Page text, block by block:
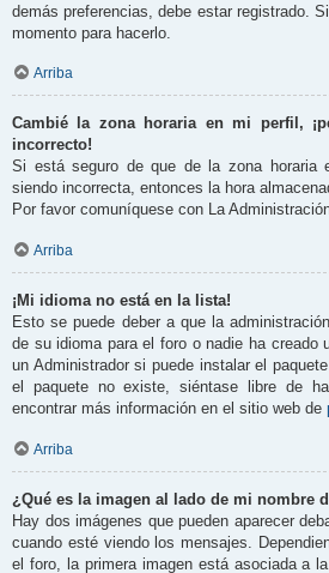
demás preferencias, debe estar registrado.
momento para hacerlo.
Arriba
Cambié la zona horaria en mi perfil,
incorrecto!
Si está seguro de que de la zona horaria
siendo incorrecta, entonces la hora
Por favor comuníquese con La
Arriba
¡Mi idioma no está en la lista!
Esto se puede deber a que la
de su idioma para el foro o nadie ha creado
un Administrador si puede instalar el
el paquete no existe, siéntase libre de
encontrar más información en el sitio web de
Arriba
¿Qué es la imagen al lado de mi nombre
Hay dos imágenes que pueden aparecer
cuando esté viendo los mensajes.
el foro, la primera imagen está asociada a